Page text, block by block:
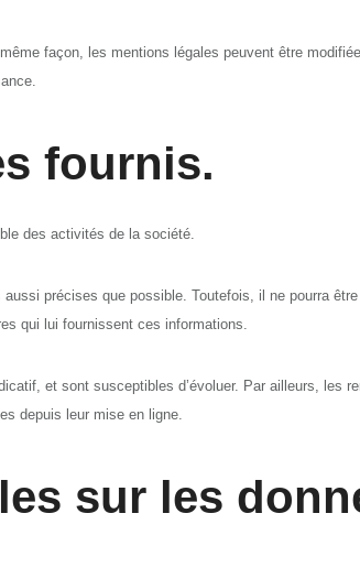
façon, les mentions légales peuvent être
fournis.
des activités de la société.
précises que possible. Toutefois, il ne pourra
qui lui fournissent ces informations.
et sont susceptibles d’évoluer. Par ailleurs, les
depuis leur mise en ligne.
sur les